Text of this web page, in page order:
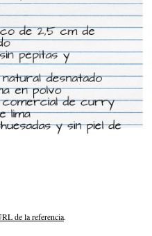
de la referencia.